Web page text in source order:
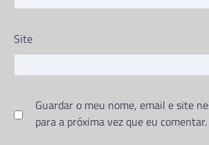
Site
Guardar o meu nome, email e site
para a próxima vez que eu comentar.
CORRUPÇÃO
contrabando de
Jeronimo Nsisa 24